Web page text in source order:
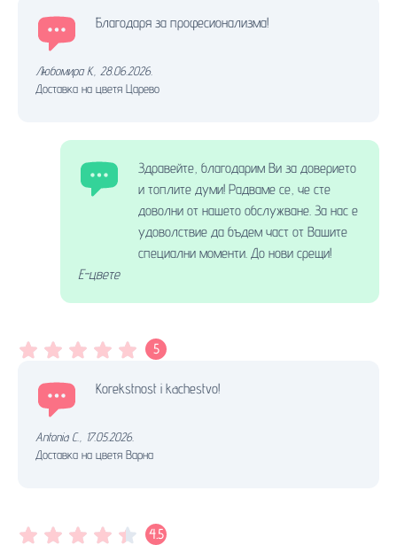
Благодаря за професионализма!
Любомира K., 28.06.2026.
Доставка на цветя Царево
Здравейте, благодарим Ви за доверието
и топлите думи! Радваме се, че сте
доволни от нашето обслужване. За нас е
удоволствие да бъдем част от Вашите
специални моменти. До нови срещи!
Е-цвете
5
Korekstnost i kachestvo!
Antonia C.
17.05.2026.
Доставка на цветя Варна
4.5